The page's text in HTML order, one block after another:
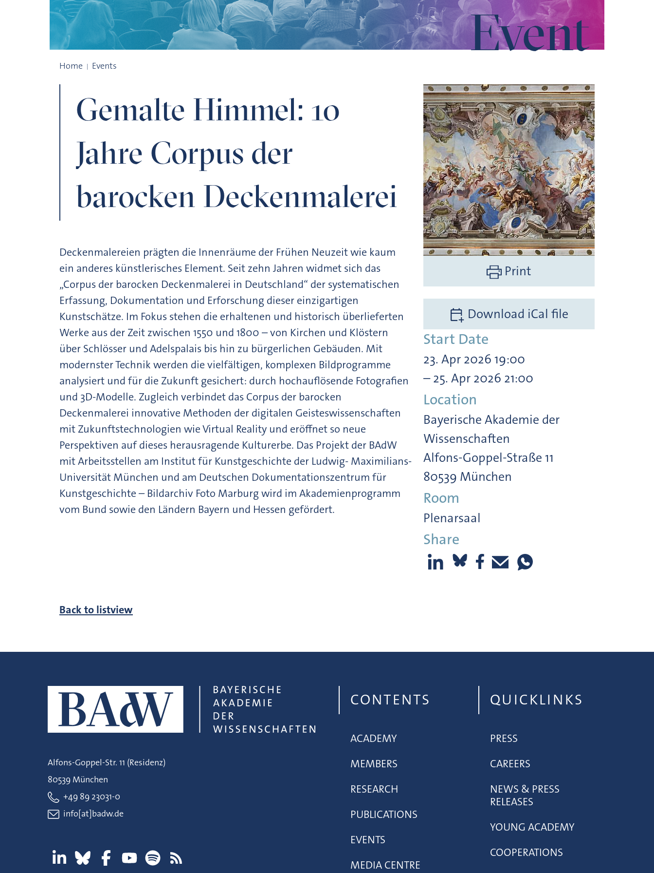
Event
Home Events
Gemalte Himmel: 10
Jahre Corpus der
barocken Deckenmalerei
Deckenmalereien prägten die Innenräume der Frühen Neuzeit wie kaum
ein anderes künstlerisches Element. Seit zehn Jahren widmet sich das
„Corpus der barocken Deckenmalerei in Deutschland“ der systematischen
Erfassung, Dokumentation und Erforschung dieser einzigartigen
Kunstschätze. Im Fokus stehen die erhaltenen und historisch überlieferten
Werke aus der Zeit zwischen 1550 und 1800 – von Kirchen und Klöstern
über Schlösser und Adelspalais bis hin zu bürgerlichen Gebäuden. Mit
modernster Technik werden die vielfältigen, komplexen Bildprogramme
analysiert und für die Zukunft gesichert: durch hochauflösende Fotografien
und 3D-Modelle. Zugleich verbindet das Corpus der barocken
Deckenmalerei innovative Methoden der digitalen Geisteswissenschaften
mit Zukunftstechnologien wie Virtual Reality und eröffnet so neue
Perspektiven auf dieses herausragende Kulturerbe. Das Projekt der BAdW
mit Arbeitsstellen am Institut für Kunstgeschichte der Ludwig- Maximilians-
Universität München und am Deutschen Dokumentationszentrum für
Kunstgeschichte – Bildarchiv Foto Marburg wird im Akademienprogramm
vom Bund sowie den Ländern Bayern und Hessen gefördert.
Print
Download iCal file
Start Date
23. Apr 2026 19:00
– 25. Apr 2026 21:00
Location
Bayerische Akademie der
Wissenschaften
Alfons-Goppel-Straße 11
80539 München
Room
Plenarsaal
Share
Back to listview
Alfons-Goppel-Str. 11 (Residenz)
80539 München
+49 89 23031-0
info[at]badw.de
CONTENTS
ACADEMY
MEMBERS
RESEARCH
PUBLICATIONS
EVENTS
MEDIA CENTRE
QUICKLINKS
PRESS
CAREERS
NEWS & PRESS
RELEASES
YOUNG ACADEMY
COOPERATIONS